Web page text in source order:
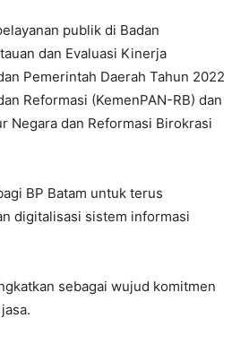
publik di Badan
dan Evaluasi Kinerja
Pemerintah Daerah Tahun 2022
Reformasi (KemenPAN-RB) dan
Negara dan Reformasi Birokrasi
BP Batam untuk terus
digitalisasi sistem informasi
sebagai wujud komitmen